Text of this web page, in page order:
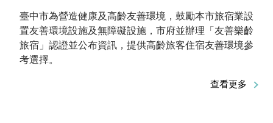
臺中市為營造健康及高齡友善環境，鼓勵本市旅宿業設
置友善環境設施及無障礙設施，市府並辦理「友善樂齡
旅宿」認證並公布資訊，提供高齡旅客住宿友善環境參
考選擇。
查看更多